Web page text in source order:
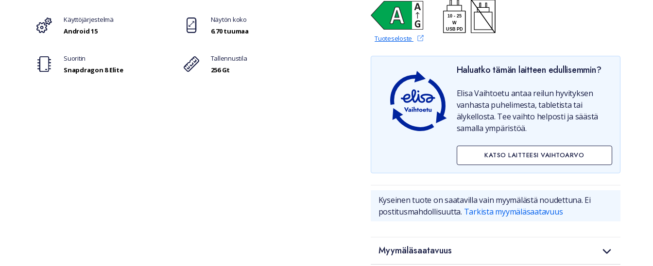
Käyttöjärjestelmä
Android 15
Näytön koko
6.70 tuumaa
Suoritin
Snapdragon 8 Elite
Tallennustila
256 Gt
Tuoteseloste (avautuu uudessa välilehdessä)
10 -25
W
USB PD
Haluatko tämän laitteen edullisemmin?
Elisa Vaihtoetu antaa reilun hyvityksen
vanhasta puhelimesta, tabletista tai
älykellosta. Tee vaihto helposti ja säästä
samalla ympäristöä.
KATSO LAITTEESI VAIHTOARVO
Kyseinen tuote on saatavilla vain myymälästä noudettuna. Ei
postitusmahdollisuutta. Tarkista myymäläsaatavuus
Myymäläsaatavuus